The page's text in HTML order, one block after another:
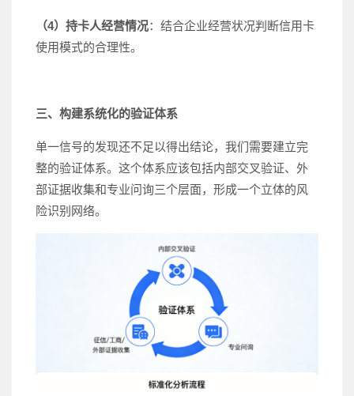
（4）持卡人经营情况：结合企业经营状况判断信用卡
使用模式的合理性。
三、构建系统化的验证体系
单一信号的发现还不足以得出结论，我们需要建立完
整的验证体系。这个体系应该包括内部交叉验证、外
部证据收集和专业问询三个层面，形成一个立体的风
险识别网络。